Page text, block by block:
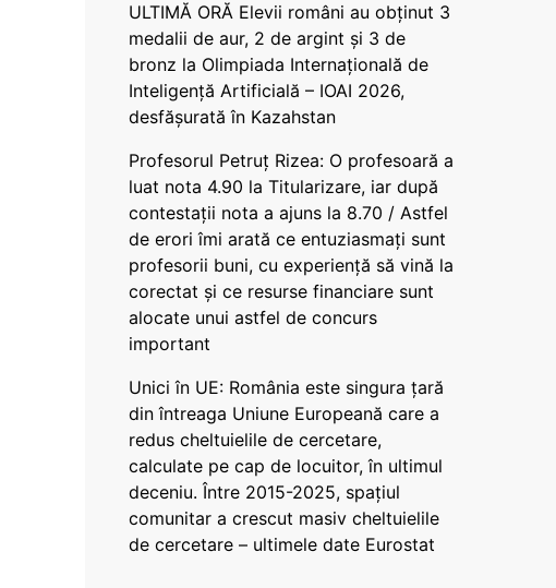
ULTIMĂ ORĂ Elevii români au obținut 3
medalii de aur, 2 de argint și 3 de
bronz la Olimpiada Internațională de
Inteligență Artificială – IOAI 2026,
desfășurată în Kazahstan
Profesorul Petruț Rizea: O profesoară a
luat nota 4.90 la Titularizare, iar după
contestații nota a ajuns la 8.70 / Astfel
de erori îmi arată ce entuziasmați sunt
profesorii buni, cu experiență să vină la
corectat și ce resurse financiare sunt
alocate unui astfel de concurs
important
Unici în UE: România este singura țară
din întreaga Uniune Europeană care a
redus cheltuielile de cercetare,
calculate pe cap de locuitor, în ultimul
deceniu. Între 2015-2025, spațiul
comunitar a crescut masiv cheltuielile
de cercetare – ultimele date Eurostat